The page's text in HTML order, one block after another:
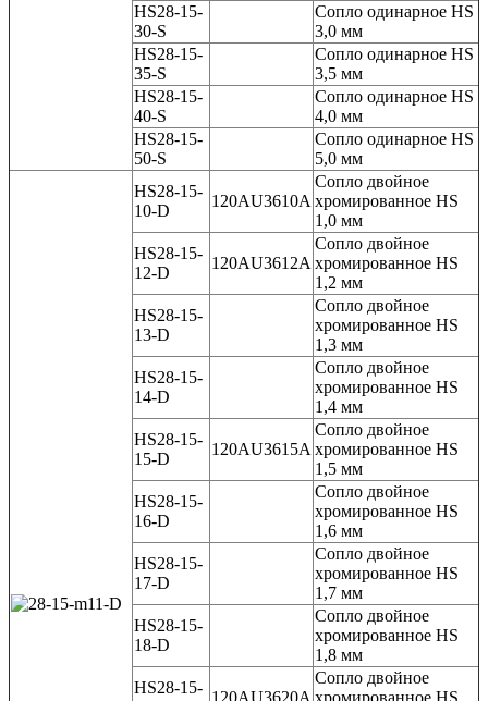
HS28-15-
30-S
Сопло одинарное HS
3,0 мм
HS28-15-
35-S
Сопло одинарное HS
3,5 мм
HS28-15-
40-S
Сопло одинарное HS
4,0 мм
HS28-15-
50-S
Сопло одинарное HS
5,0 мм
HS28-15-
10-D
120AU3610A
Сопло двойное
хромированное HS
1,0 мм
HS28-15-
12-D
120AU3612A
Сопло двойное
хромированное HS
1,2 мм
HS28-15-
13-D
Сопло двойное
хромированное HS
1,3 мм
HS28-15-
14-D
Сопло двойное
хромированное HS
1,4 мм
HS28-15-
15-D
120AU3615A
Сопло двойное
хромированное HS
1,5 мм
HS28-15-
16-D
Сопло двойное
хромированное HS
1,6 мм
HS28-15-
17-D
Сопло двойное
хромированное HS
1,7 мм
HS28-15-
18-D
Сопло двойное
хромированное HS
1,8 мм
HS28-15-
Сопло двойное